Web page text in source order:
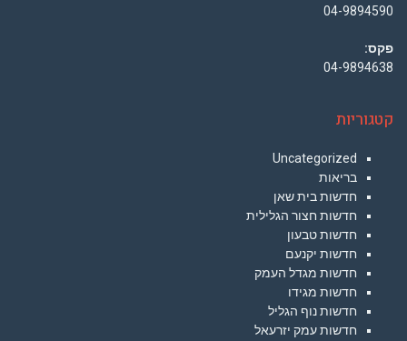
04-9894590
פקס:
04-9894638
קטגוריות
Uncategorized
בריאות
חדשות בית שאן
חדשות חצור הגלילית
חדשות טבעון
חדשות יקנעם
חדשות מגדל העמק
חדשות מגידו
חדשות נוף הגליל
חדשות עמק יזרעאל